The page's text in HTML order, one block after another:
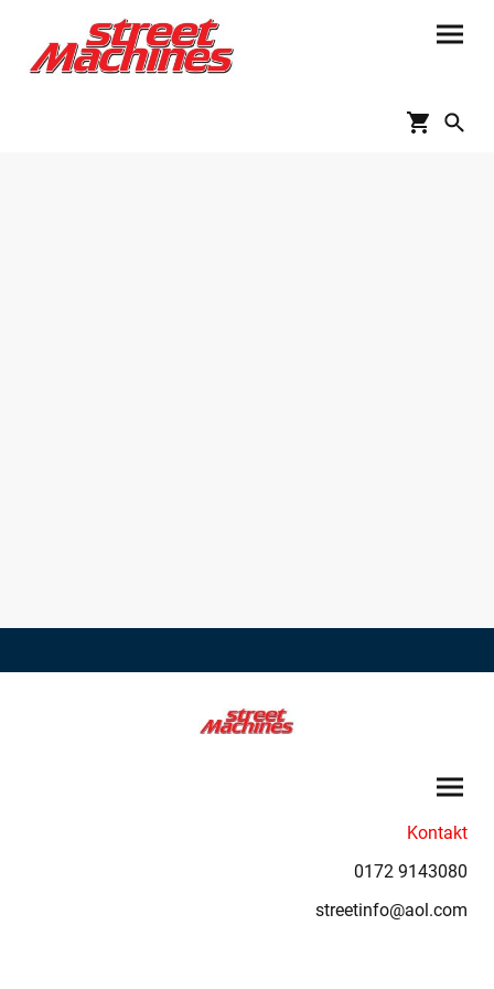
Kontakt
0172 9143080
streetinfo@aol.com